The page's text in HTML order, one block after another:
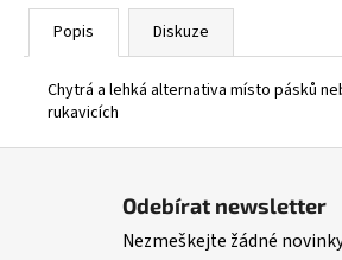
Popis Diskuze
Chytrá a lehká alternativa místo pásků
rukavicích
Odebírat newsletter
Nezmeškejte žádné